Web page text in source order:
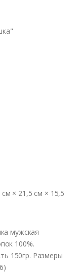
× 21,5 см × 15,5
мужская
100%.
150гр. Размеры